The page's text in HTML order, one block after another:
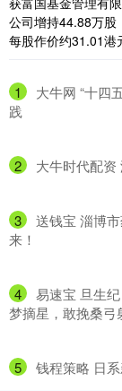
1
大牛网 “十四
践
2 大牛时代配资
3
送钱宝 淄博
来！
4
易速宝 旦生
梦摘星，敢挽桑弓
5 钱程策略 日